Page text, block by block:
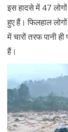
इस हादसे में 47
हुए हैं। फिलहाल
में चारों तरफ पानी
हैं।